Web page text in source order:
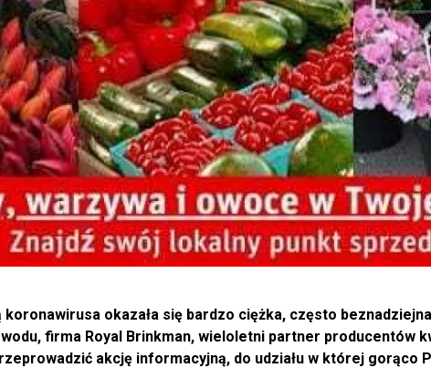
okazała się bardzo ciężka, często
firma Royal Brinkman, wieloletni partner producentów
akcję informacyjną, do udziału w której gorąco